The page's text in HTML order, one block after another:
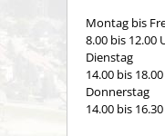
Montag bis
8.00 bis 12.00
14.00 bis
Donnerstag
14.00 bis